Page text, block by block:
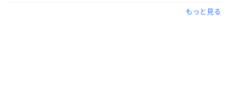
もっと見る